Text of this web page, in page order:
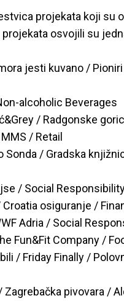
projekata koji su
osvojili su
jesti kuvano /
alcoholic Beverages
/ Radgonske
/ Retail
Sonda / Gradska
/ Social
osiguranje /
Adria / Social
Fun&Fit Company /
/ Friday Finally /
Zagrebačka pivovara /